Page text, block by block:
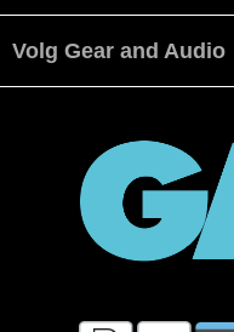
Volg Gear and Audio